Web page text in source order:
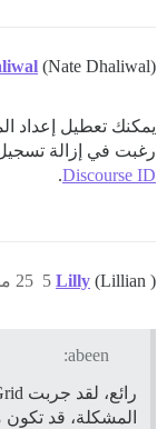
(Nate Dhaliwal)
يمكنك تعطيل إعداد
رغبت في إزالة
Discourse ID
.
Lilly (Lillian ) 25 مايو 2026، 2:40م 5
abeen:
المشكلة، قد